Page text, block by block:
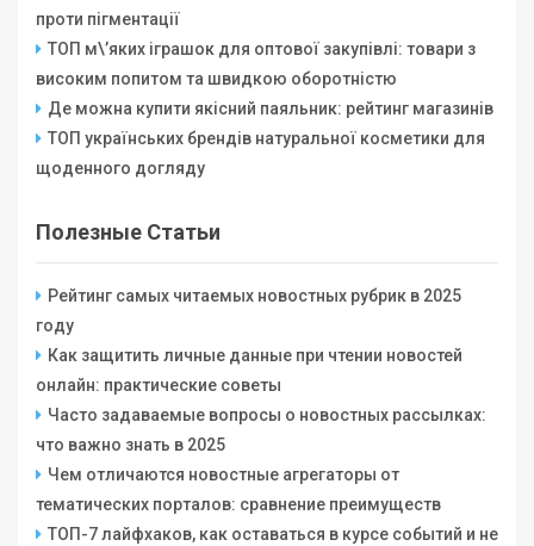
проти пігментації
ТОП м\’яких іграшок для оптової закупівлі: товари з
високим попитом та швидкою оборотністю
Де можна купити якісний паяльник: рейтинг магазинів
ТОП українських брендів натуральної косметики для
щоденного догляду
Полезные Статьи
Рейтинг самых читаемых новостных рубрик в 2025
году
Как защитить личные данные при чтении новостей
онлайн: практические советы
Часто задаваемые вопросы о новостных рассылках:
что важно знать в 2025
Чем отличаются новостные агрегаторы от
тематических порталов: сравнение преимуществ
ТОП-7 лайфхаков, как оставаться в курсе событий и не